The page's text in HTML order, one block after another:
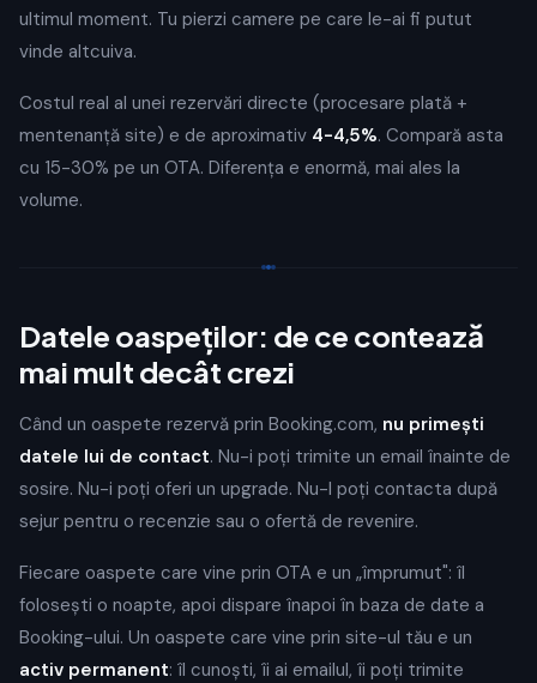
ultimul moment. Tu pierzi camere pe care le-ai fi putut
vinde altcuiva.
Costul real al unei rezervări directe (procesare plată +
mentenanță site) e de aproximativ 4-4,5%. Compară asta
cu 15-30% pe un OTA. Diferența e enormă, mai ales la
volume.
Datele oaspeților: de ce contează
mai mult decât crezi
Când un oaspete rezervă prin Booking.com, nu primești
datele lui de contact. Nu-i poți trimite un email înainte de
sosire. Nu-i poți oferi un upgrade. Nu-l poți contacta după
sejur pentru o recenzie sau o ofertă de revenire.
Fiecare oaspete care vine prin OTA e un „împrumut": îl
folosești o noapte, apoi dispare înapoi în baza de date a
Booking-ului. Un oaspete care vine prin site-ul tău e un
activ permanent: îl cunoști, îi ai emailul, îi poți trimite